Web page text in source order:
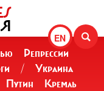
EN
Репрессии
/
Украина
Путин
Кремль